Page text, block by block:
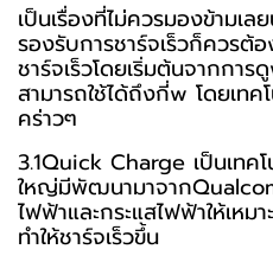
เป็นเรื่องที่ไม่ควรมองข้ามเล
รองรับการชาร์จเร็วก็ควรต้
ชาร์จเร็วโดยเริ่มต้นจากกา
สามารถใช้ได้ถึงกี่w โดยเทค
คร่าวๆ
3.1Quick Charge เป็นเทค
ใหญ่มีพัฒนามาจาก
ไฟฟ้าและกระแสไฟฟ้าให้เห
ทำให้ชาร์จเร็วขึ้น